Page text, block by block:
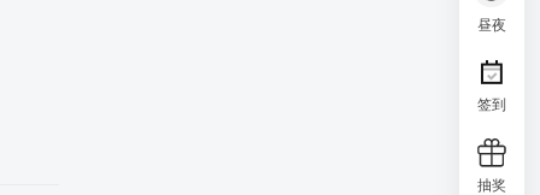
昼夜
签到
抽奖